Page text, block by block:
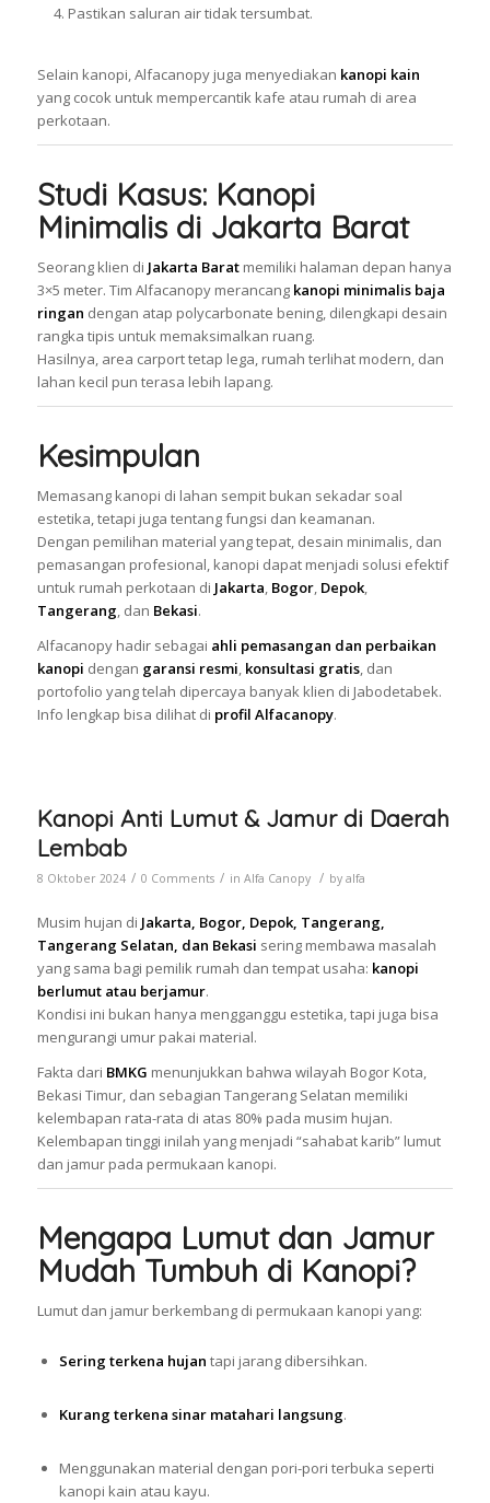
Pastikan saluran air tidak tersumbat.
Selain kanopi, Alfacanopy juga menyediakan kanopi kain
yang cocok untuk mempercantik kafe atau rumah di area
perkotaan.
Studi Kasus: Kanopi
Minimalis di Jakarta Barat
Seorang klien di Jakarta Baratmemiliki halaman depan hanya
3×5 meter. Tim Alfacanopy merancang kanopi minimalis baja
ringan dengan atap polycarbonate bening, dilengkapi desain
rangka tipis untuk memaksimalkan ruang.
Hasilnya, area carport tetap lega, rumah terlihat modern, dan
lahan kecil pun terasa lebih lapang.
Kesimpulan
Memasang kanopi di lahan sempit bukan sekadar soal
estetika, tetapi juga tentang fungsi dan keamanan.
Dengan pemilihan material yang tepat, desain minimalis, dan
pemasangan profesional, kanopi dapat menjadi solusi efektif
untuk rumah perkotaan di Jakarta, Bogor, Depok,
Tangerang, dan Bekasi.
Alfacanopy hadir sebagai ahli pemasangan dan perbaikan
kanopi dengan garansi resmi, konsultasi gratis, dan
portofolio yang telah dipercaya banyak klien di Jabodetabek.
Info lengkap bisa dilihat di profil Alfacanopy.
Kanopi Anti Lumut & Jamur di Daerah
Lembab
8 Oktober 2024 / 0 Comments / in Alfa Canopy / by alfa
Musim hujan di Jakarta, Bogor, Depok, Tangerang,
Tangerang Selatan, dan Bekasi sering membawa masalah
yang sama bagi pemilik rumah dan tempat usaha: kanopi
berlumut atau berjamur.
Kondisi ini bukan hanya mengganggu estetika, tapi juga bisa
mengurangi umur pakai material.
Fakta dari BMKG menunjukkan bahwa wilayah Bogor Kota,
Bekasi Timur, dan sebagian Tangerang Selatan memiliki
kelembapan rata-rata di atas 80% pada musim hujan.
Kelembapan tinggi inilah yang menjadi “sahabat karib” lumut
dan jamur pada permukaan kanopi.
Mengapa Lumut dan Jamur
Mudah Tumbuh di Kanopi?
Lumut dan jamur berkembang di permukaan kanopi yang:
Sering terkena hujan tapi jarang dibersihkan.
Kurang terkena sinar matahari langsung.
Menggunakan material dengan pori-pori terbuka seperti
kanopi kain atau kayu.